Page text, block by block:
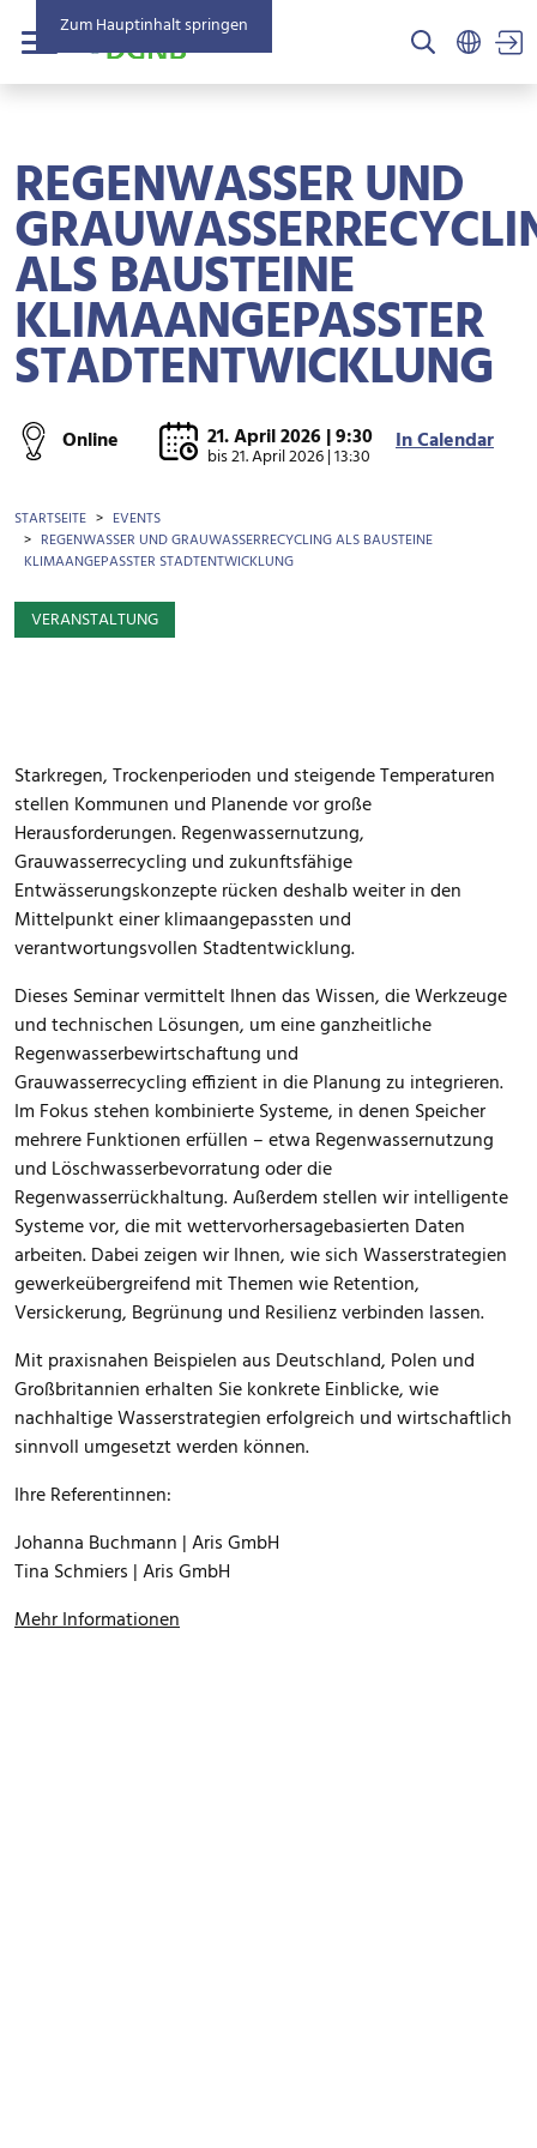
Zum Hauptinhalt springen
Menü
REGENWASSER UND
ALS BAUSTEINE
KLIMAANGEPASSTER
STADTENTWICKLUNG
Online 21. April 2026 | 9:30
bis21. April 2026 | 13:30 In Calendar
BROTKRÜMEL
STARTSEITE
EVENTS
REGENWASSER UND GRAUWASSERRECYCLING ALS BAUSTEINE
KLIMAANGEPASSTER STADTENTWICKLUNG
VERANSTALTUNG
Starkregen, Trockenperioden und steigende Temperaturen
stellen Kommunen und Planende vor große
Herausforderungen. Regenwassernutzung,
Grauwasserrecycling und zukunftsfähige
Entwässerungskonzepte rücken deshalb weiter in den
Mittelpunkt einer klimaangepassten und
verantwortungsvollen Stadtentwicklung.
Dieses Seminar vermittelt Ihnen das Wissen, die Werkzeuge
und technischen Lösungen, um eine ganzheitliche
Regenwasserbewirtschaftung und
Grauwasserrecycling effizient in die Planung zu integrieren.
Im Fokus stehen kombinierte Systeme, in denen Speicher
mehrere Funktionen erfüllen – etwa Regenwassernutzung
und Löschwasserbevorratung oder die
Regenwasserrückhaltung. Außerdem stellen wir intelligente
Systeme vor, die mit wettervorhersagebasierten Daten
arbeiten. Dabei zeigen wir Ihnen, wie sich Wasserstrategien
gewerkeübergreifend mit Themen wie Retention,
Versickerung, Begrünung und Resilienz verbinden lassen.
Mit praxisnahen Beispielen aus Deutschland, Polen und
Großbritannien erhalten Sie konkrete Einblicke, wie
nachhaltige Wasserstrategien erfolgreich und wirtschaftlich
sinnvoll umgesetzt werden können.
Ihre Referentinnen:
Johanna Buchmann | Aris GmbH
Tina Schmiers | Aris GmbH
Mehr Informationen